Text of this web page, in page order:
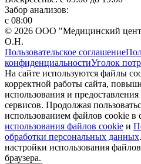
Забор анализов:
с 08:00
© 2026 ООО "Медицинский
О.Н.
Пользовательское соглашение
конфиденциальностиУголок
На сайте используются файлы
корректной работы сайта,
использования и
сервисов. Продолжая
использованием файлов cookie в
использования файлов cookie и
обработки персональных данных
настройки использования
браузера.